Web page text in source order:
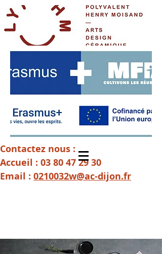
Contactez nous :
Accueil : 03 80 47 29 30
Email : 0210032w@ac-dijon.fr